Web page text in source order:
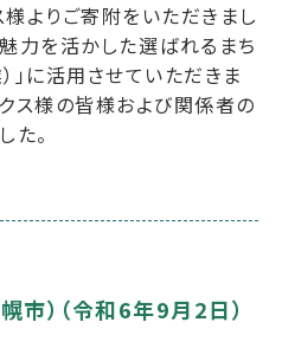
よりご寄附をいただきまし
力を活かした選ばれるまち
」に活用させていただきま
ス様の皆様および関係者の
た。
）（令和6年9月2日）